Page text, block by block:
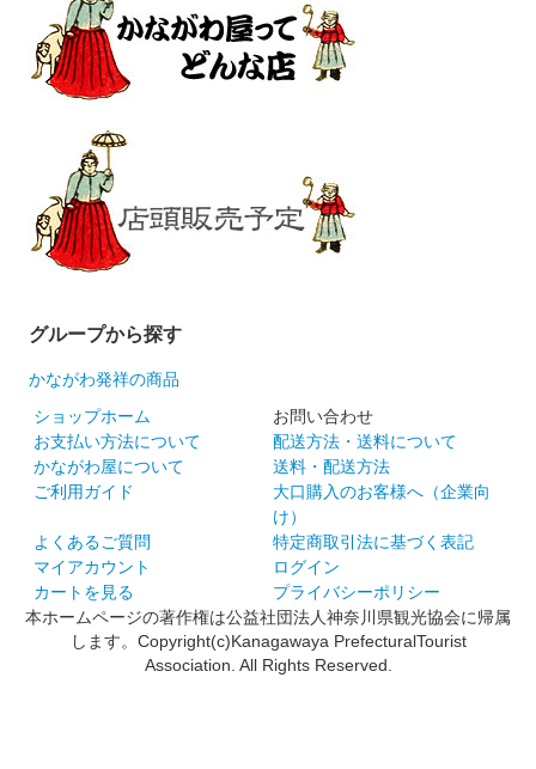
グループから探す
かながわ発祥の商品
ショップホーム
お問い合わせ
お支払い方法について
配送方法・送料について
かながわ屋について
送料・配送方法
ご利用ガイド
大口購入のお客様へ（企業向
け）
よくあるご質問
特定商取引法に基づく表記
マイアカウント
ログイン
カートを見る
プライバシーポリシー
本ホームページの著作権は公益社団法人神奈川県観光協会に帰属
します。Copyright(c)Kanagawaya PrefecturalTourist
Association. All Rights Reserved.